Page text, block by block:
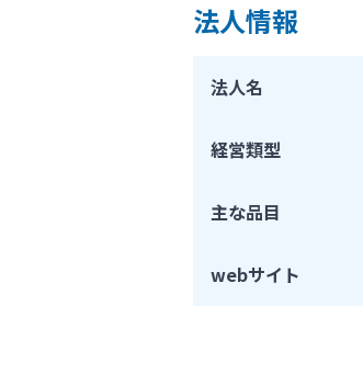
法人情報
法人名
経営類型
主な品目
webサイト